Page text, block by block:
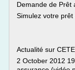
Demande de Prêt
Simulez votre prêt
Actualité sur
2 October 2012